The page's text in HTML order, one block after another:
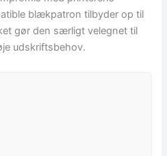
blækpatron tilbyder op til
gør den særligt velegnet til
udskriftsbehov.